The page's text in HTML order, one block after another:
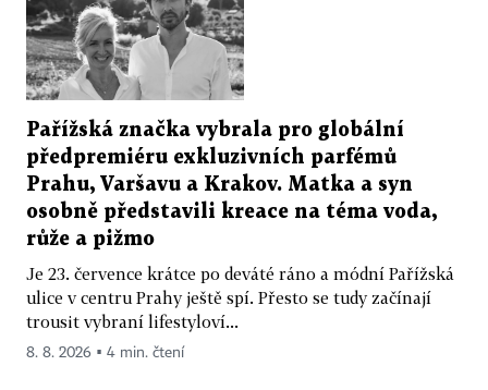
Pařížská značka vybrala pro globální
předpremiéru exkluzivních parfémů
Prahu, Varšavu a Krakov. Matka a syn
osobně představili kreace na téma voda,
růže a pižmo
Je 23. července krátce po deváté ráno a módní Pařížská
ulice v centru Prahy ještě spí. Přesto se tudy začínají
trousit vybraní lifestyloví...
8. 8. 2026 ▪ 4 min. čtení